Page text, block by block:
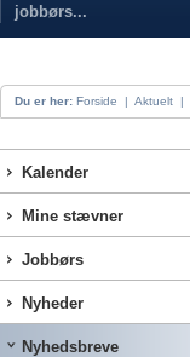
jobbørs...
Du er her: Forside | Aktuelt |
Kalender
Mine stævner
Jobbørs
Nyheder
Nyhedsbreve